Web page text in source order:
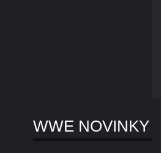
WWE NOVINKY